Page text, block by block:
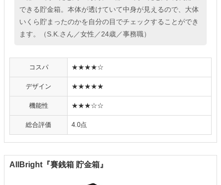
できる貯金箱。本体が透けていて中身が見えるので、大体
いくら貯まったのかを自分の目でチェックすることができ
ます。（S.K.さん／女性／24歳／事務職）
コスパ ★★★★☆
デザイン ★★★★★
機能性 ★★★☆☆
総合評価 4.0点
AllBright『賽銭箱 貯金箱』